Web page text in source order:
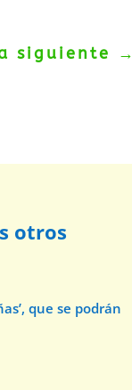
siguiente →
otros
que se podrán